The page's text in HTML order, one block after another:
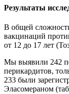
Результаты
В общей
вакцинаций
от 12 до 17 лет
Мы выявили 242
перикардитов,
233 были
Эласомераном